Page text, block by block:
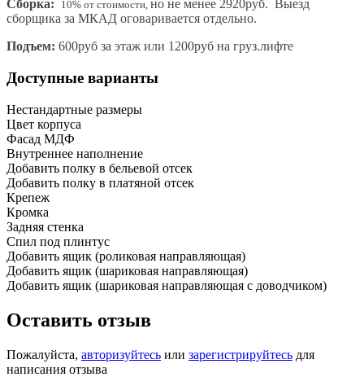
Сборка: 10% от стоимости, но не менее 2920руб. Выезд
сборщика за МКАД оговаривается отдельно.
Подъем: 600руб за этаж или 1200руб на груз.лифте
Доступные варианты
Нестандартные размеры
Цвет корпуса
Фасад МДФ
Внутреннее наполнение
Добавить полку в бельевой отсек
Добавить полку в платяной отсек
Крепеж
Кромка
Задняя стенка
Спил под плинтус
Добавить ящик (роликовая направляющая)
Добавить ящик (шариковая направляющая)
Добавить ящик (шариковая направляющая с доводчиком)
Оставить отзыв
Пожалуйста, авторизуйтесь или зарегистрируйтесь для
написания отзыва